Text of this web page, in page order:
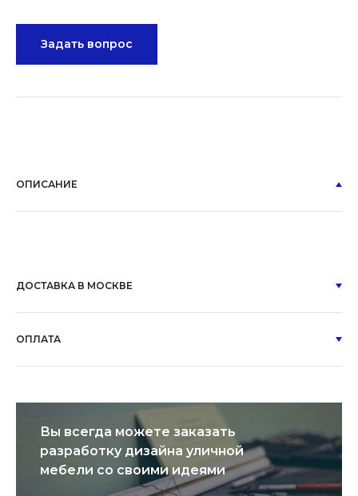
Задать вопрос
ОПИСАНИЕ
ДОСТАВКА В МОСКВЕ
ОПЛАТА
Вы всегда можете заказать
разработку дизайна уличной
мебели со своими идеями